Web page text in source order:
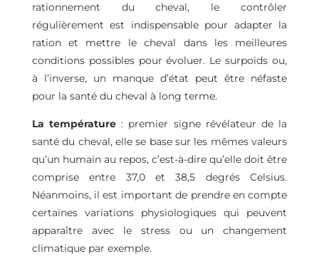
rationnement du cheval, le contrôler
régulièrement est indispensable pour adapter la
ration et mettre le cheval dans les meilleures
conditions possibles pour évoluer. Le surpoids ou,
à l’inverse, un manque d’état peut être néfaste
pour la santé du cheval à long terme.
La température : premier signe révélateur de la
santé du cheval, elle se base sur les mêmes valeurs
qu’un humain au repos, c’est-à-dire qu’elle doit être
comprise entre 37,0 et 38,5 degrés Celsius.
Néanmoins, il est important de prendre en compte
certaines variations physiologiques qui peuvent
apparaître avec le stress ou un changement
climatique par exemple.